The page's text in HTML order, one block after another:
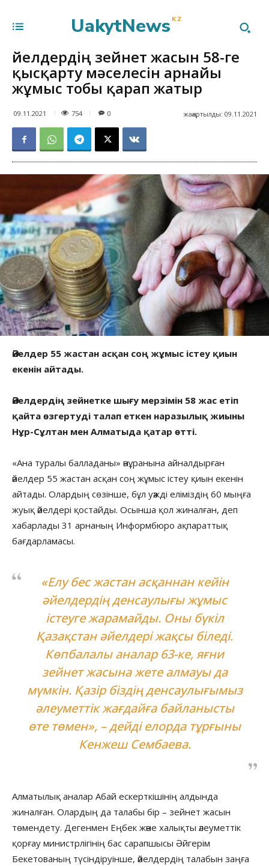
UakytNews KZ
Әйелдердің зейнет жасын 58-ге
қысқарту мәселесін арнайы
жұмыс тобы қарап жатыр
09.11.2021 754 жаңартылды: 09.11.2021
0
Әйелдер 55 жастан асқан соң жұмыс істеу қиын
екенін айтады.
Әйелдердің зейнетке шығу мерзімін 58 жас етіп
қайта өзгертуді талап еткен наразылық жиыны
Нұр-Сұлтан мен Алматыда қатар өтті.
«Ана туралы балладаны» әнұранына айналдырған
әйелдер 55 жастан асқан соң жұмыс істеу қиын екенін
айтады. Олардың сөзінше, бұл уәжді еліміздің 60 мыңға
жуық әйелдері қостайды. Осынша қол жиналған, деп
хабарлады 31 арнаның Информбюро ақпараттық
бағдарламасы.
«Елу бес жастан асқаннан кейін
әйелдердің денсаулығы жұмыс
істеуге жарамайды. Оны бүкіл
Қазақстан әйелдері жақсы біледі.
Көпбалалы аналар 63-ке, яғни
зейнет жасына жете алмауы да
мүмкін. Қазір біздің денсаулығымыз
әлеуметтік жағдайға байланысты
өте төмен», – дейді елорда тұрғыны
Кенжеш Сембаева.
Алматылық аналар Абай ескерткішінің алдында
жиналған. Олардың да талабы бір – зейнет жасын
төмендету. Дегенмен Еңбек және халықты әлеуметтік
қорғау министрлігінің бас сарапшысы Әйгерім
Бекетованың түсіндіруінше, әйелдердің талабын заңға